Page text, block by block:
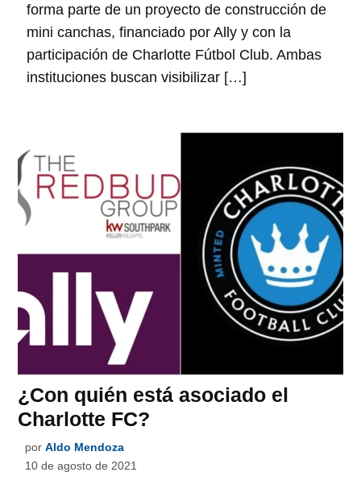
forma parte de un proyecto de construcción de
mini canchas, financiado por Ally y con la
participación de Charlotte Fútbol Club. Ambas
instituciones buscan visibilizar […]
¿Con quién está asociado el
Charlotte FC?
por Aldo Mendoza
10 de agosto de 2021